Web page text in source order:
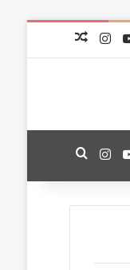
‫YouTubeانستقراممقال عشوائي
‫YouTubeانستقرامبحث عن